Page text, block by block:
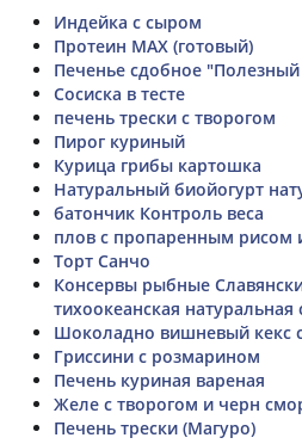
Индейка с сыром
Протеин MAX (готовый)
Печенье сдобное "Полезный
Сосиска в тесте
печень трески с творогом
Пирог куриный
Курица грибы картошка
Натуральный биойогурт
батончик Контроль веса
плов с пропаренным
Торт Санчо
Консервы рыбные
тихоокеанская
Шоколадно вишневый кекс
Гриссини с розмарином
Печень куриная вареная
Желе с творогом и черн
Печень трески (Магуро)